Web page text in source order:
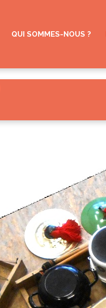
QUI SOMMES-NOUS ?